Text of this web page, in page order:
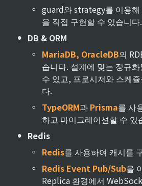
◦ guard와 strategy를 이용
을 직접 구현할 수 있습니다.
• DB & ORM
◦ MariaDB, OracleDB의
습니다. 설계에 맞는 정규
수 있고, 프로시저와 스케
다.
◦ TypeORM과 Prisma를 사
하고 마이그레이션할 수 있
• Redis
◦ Redis를 사용하여 캐시를
◦ Redis Event Pub/Sub을
Replica 환경에서